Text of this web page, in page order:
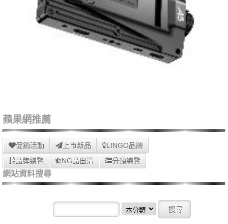
蘋果網推薦
促銷活動 上市新品
LINGO品牌
品牌總覽
NG品出清 分類總覽
網站資料搜尋